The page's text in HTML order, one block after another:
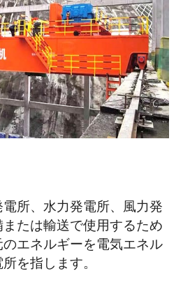
所、水力発電所、風力発
たは輸送で使用するため
エネルギーを電気エネル
を指します。